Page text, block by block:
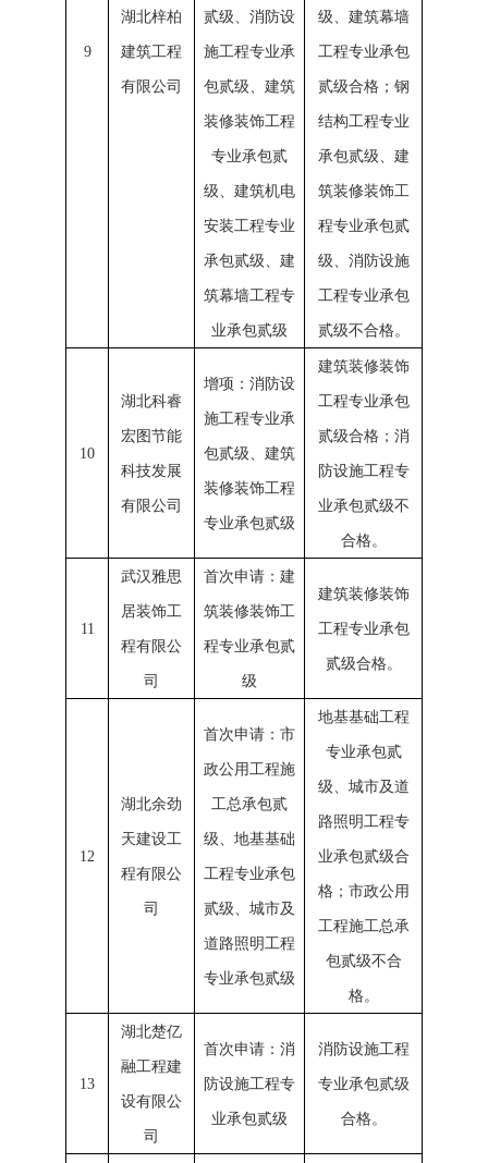
9
湖北梓柏
建筑工程
有限公司
贰级、消防设
施工程专业承
包贰级、建筑
装修装饰工程
专业承包贰
级、建筑机电
安装工程专业
承包贰级、建
筑幕墙工程专
业承包贰级
级、建筑幕墙
工程专业承包
贰级合格；钢
结构工程专业
承包贰级、建
筑装修装饰工
程专业承包贰
级、消防设施
工程专业承包
贰级不合格。
10
湖北科睿
宏图节能
科技发展
有限公司
增项：消防设
施工程专业承
包贰级、建筑
装修装饰工程
专业承包贰级
建筑装修装饰
工程专业承包
贰级合格；消
防设施工程专
业承包贰级不
合格。
11
武汉雅思
居装饰工
程有限公
司
首次申请：建
筑装修装饰工
程专业承包贰
级
建筑装修装饰
工程专业承包
贰级合格。
12
湖北余劲
天建设工
程有限公
司
首次申请：市
政公用工程施
工总承包贰
级、地基基础
工程专业承包
贰级、城市及
道路照明工程
专业承包贰级
地基基础工程
专业承包贰
级、城市及道
路照明工程专
业承包贰级合
格；市政公用
工程施工总承
包贰级不合
格。
13
湖北楚亿
融工程建
设有限公
司
首次申请：消
防设施工程专
业承包贰级
消防设施工程
专业承包贰级
合格。